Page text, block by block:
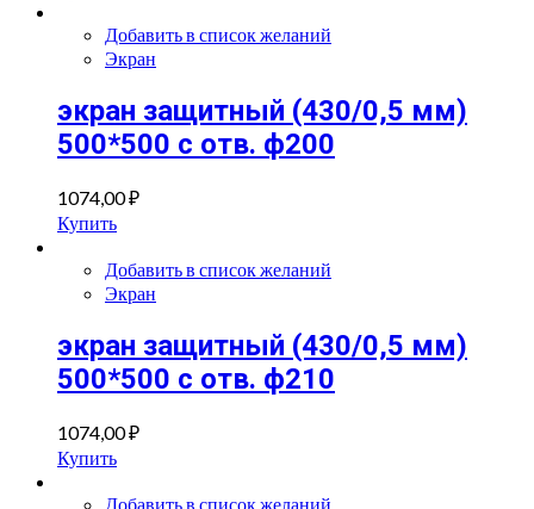
Добавить в список желаний
Экран
экран защитный (430/0,5 мм)
500*500 с отв. ф200
1074,00₽
Купить
Добавить в список желаний
Экран
экран защитный (430/0,5 мм)
500*500 с отв. ф210
1074,00₽
Купить
Добавить в список желаний